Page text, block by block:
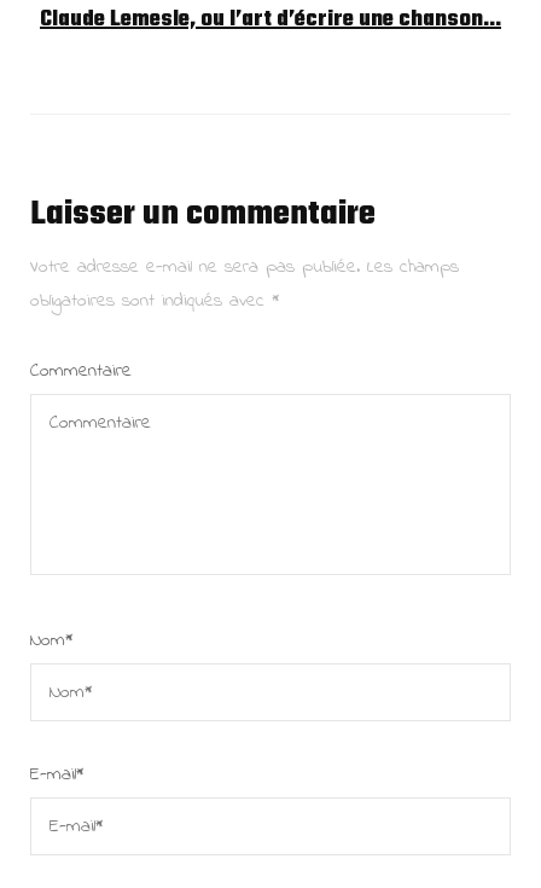
Claude Lemesle, ou l’art d’écrire une chanson…
Laisser un commentaire
Votre adresse e-mail ne sera pas publiée. Les champs
obligatoires sont indiqués avec *
Commentaire
Nom*
E-mail*